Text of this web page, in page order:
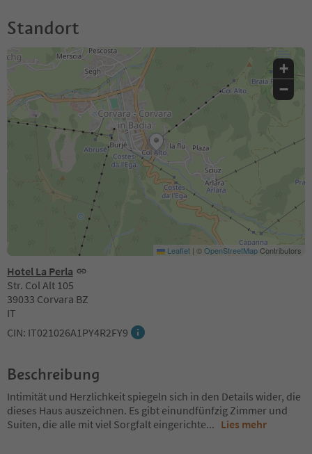
Standort
Hotel La Perla
Str. Col Alt 105
39033 Corvara BZ
IT
CIN: IT021026A1PY4R2FY9
+
−
Leaflet | ©OpenStreetMapContributors
Beschreibung
Intimität und Herzlichkeit spiegeln sich in den Details wider, die
dieses Haus auszeichnen. Es gibt einundfünfzig Zimmer und
Suiten, die alle mit viel Sorgfalt eingerichte... Lies mehr